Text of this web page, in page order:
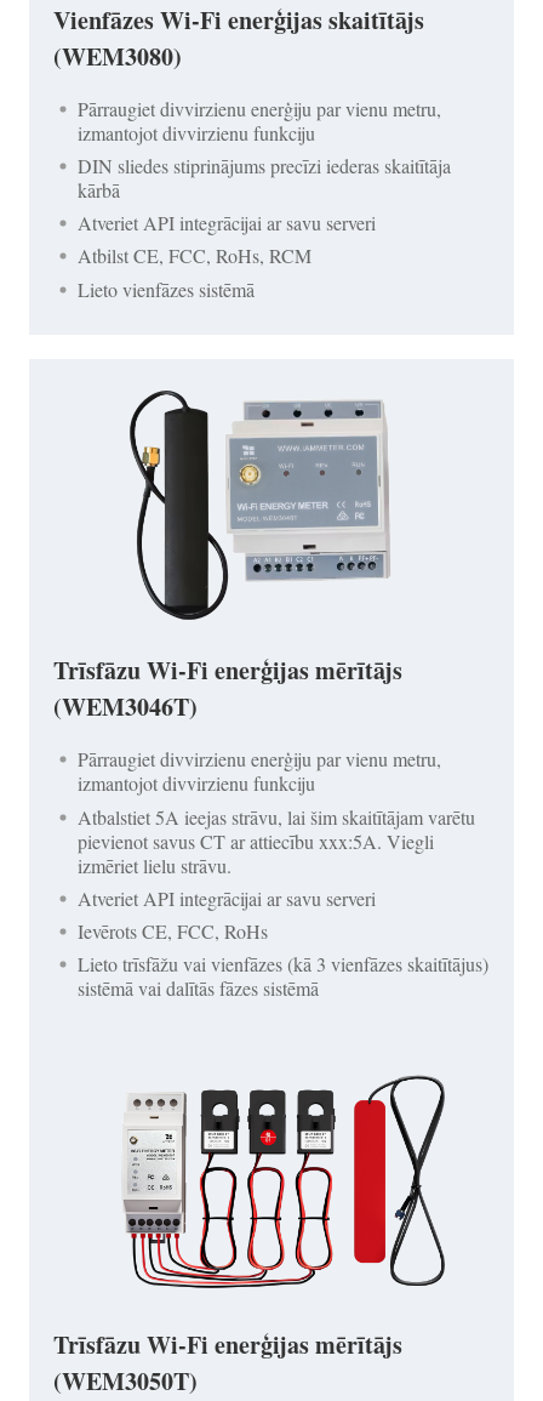
Vienfāzes Wi-Fi enerģijas skaitītājs
(WEM3080)
Pārraugiet divvirzienu enerģiju par vienu metru,
izmantojot divvirzienu funkciju
DIN sliedes stiprinājums precīzi iederas skaitītāja
kārbā
Atveriet API integrācijai ar savu serveri
Atbilst CE, FCC, RoHs, RCM
Lieto vienfāzes sistēmā
Trīsfāzu Wi-Fi enerģijas mērītājs
(WEM3046T)
Pārraugiet divvirzienu enerģiju par vienu metru,
izmantojot divvirzienu funkciju
Atbalstiet 5A ieejas strāvu, lai šim skaitītājam varētu
pievienot savus CT ar attiecību xxx:5A. Viegli
izmēriet lielu strāvu.
Atveriet API integrācijai ar savu serveri
Ievērots CE, FCC, RoHs
Lieto trīsfāžu vai vienfāzes (kā 3 vienfāzes skaitītājus)
sistēmā vai dalītās fāzes sistēmā
Trīsfāzu Wi-Fi enerģijas mērītājs
(WEM3050T)